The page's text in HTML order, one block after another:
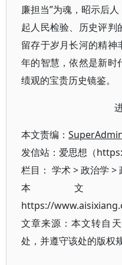
廉担当”为魂，昭示后
起人民检验、历史评判
留存于岁月长河的精神
年的智慧，依然是新时
绩观的宝贵历史镜鉴。
本文责编：
发信站：爱思想（
栏目： 学术>政治学 >
本文
https://
文章来源：本文转自
处，并遵守该处的版权规